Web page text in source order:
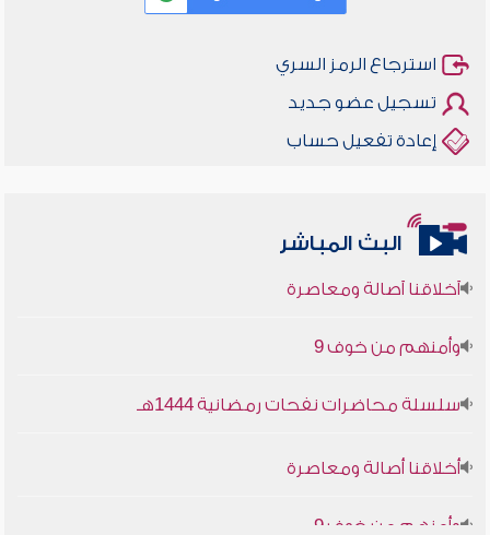
استرجاع الرمز السري
تسجيل عضو جديد
إعادة تفعيل حساب
البث المباشر
أخلاقنا أصالة ومعاصرة